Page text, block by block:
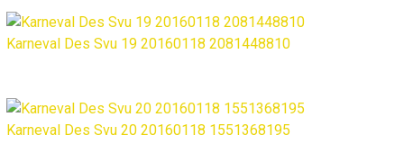
Karneval Des Svu 19 20160118 2081448810
Karneval Des Svu 20 20160118 1551368195